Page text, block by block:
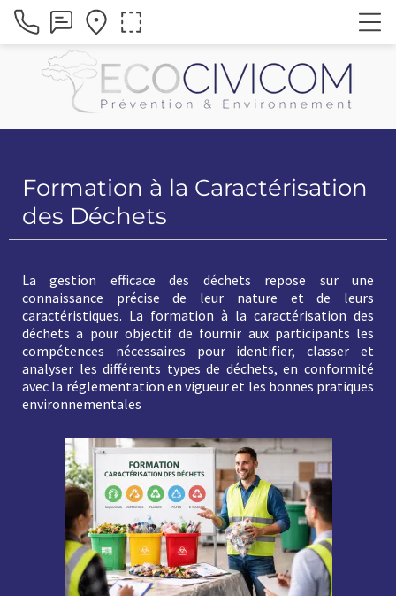
Formation à la Caractérisation
des Déchets
La gestion efficace des déchets repose sur une
connaissance précise de leur nature et de leurs
caractéristiques. La formation à la caractérisation des
déchets a pour objectif de fournir aux participants les
compétences nécessaires pour identifier, classer et
analyser les différents types de déchets, en conformité
avec la réglementation en vigueur et les bonnes pratiques
environnementales